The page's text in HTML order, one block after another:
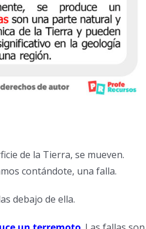
de la Tierra, se mueven.
contándote, una falla.
debajo de ella.